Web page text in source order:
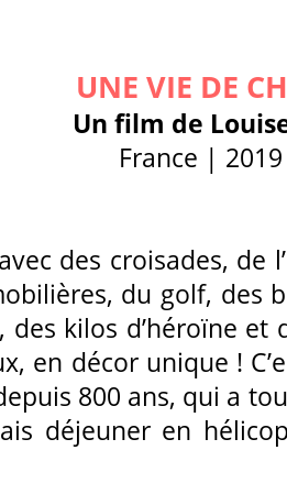
UNE VIE DE
Un film de
France | 2019
des croisades, de
du golf, des
kilos d’héroïne et
en décor unique !
800 ans, qui a
déjeuner en